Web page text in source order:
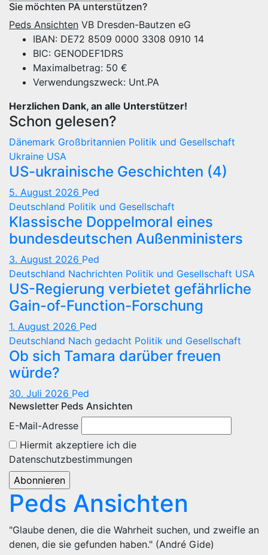
Sie möchten PA unterstützen?
Peds Ansichten VB Dresden-Bautzen eG
IBAN: DE72 8509 0000 3308 0910 14
BIC: GENODEF1DRS
Maximalbetrag: 50 €
Verwendungszweck: Unt.PA
Herzlichen Dank, an alle Unterstützer!
Schon gelesen?
Dänemark Großbritannien Politik und Gesellschaft
Ukraine USA
US-ukrainische Geschichten (4)
5. August 2026 Ped
Deutschland Politik und Gesellschaft
Klassische Doppelmoral eines
bundesdeutschen Außenministers
3. August 2026 Ped
Deutschland Nachrichten Politik und Gesellschaft USA
US-Regierung verbietet gefährliche
Gain-of-Function-Forschung
1. August 2026 Ped
Deutschland Nach gedacht Politik und Gesellschaft
Ob sich Tamara darüber freuen
würde?
30. Juli 2026 Ped
Newsletter Peds Ansichten
E-Mail-Adresse
Hiermit akzeptiere ich die
Datenschutzbestimmungen
Peds Ansichten
"Glaube denen, die die Wahrheit suchen, und zweifle an
denen, die sie gefunden haben." (André Gide)